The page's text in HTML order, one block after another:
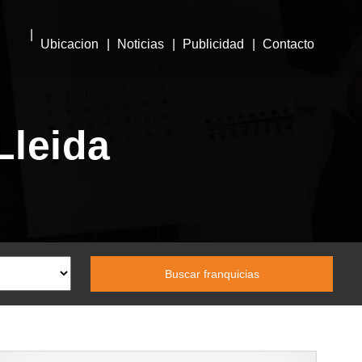
Ubicacion Noticias Publicidad Contacto